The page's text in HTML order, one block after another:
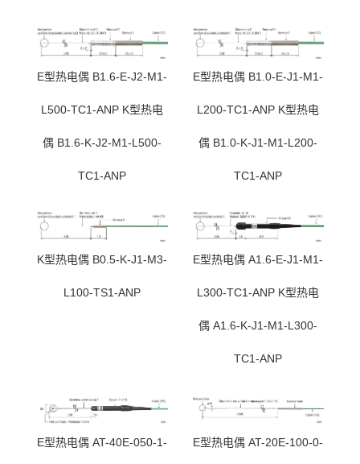
E型热电偶 B1.6-E-J2-M1-
L500-TC1-ANP K型热电
偶 B1.6-K-J2-M1-L500-
TC1-ANP
E型热电偶 B1.0-E-J1-M1-
L200-TC1-ANP K型热电
偶 B1.0-K-J1-M1-L200-
TC1-ANP
K型热电偶 B0.5-K-J1-M3-
L100-TS1-ANP
E型热电偶 A1.6-E-J1-M1-
L300-TC1-ANP K型热电
偶 A1.6-K-J1-M1-L300-
TC1-ANP
E型热电偶 AT-40E-050-1- E型热电偶 AT-20E-100-0-